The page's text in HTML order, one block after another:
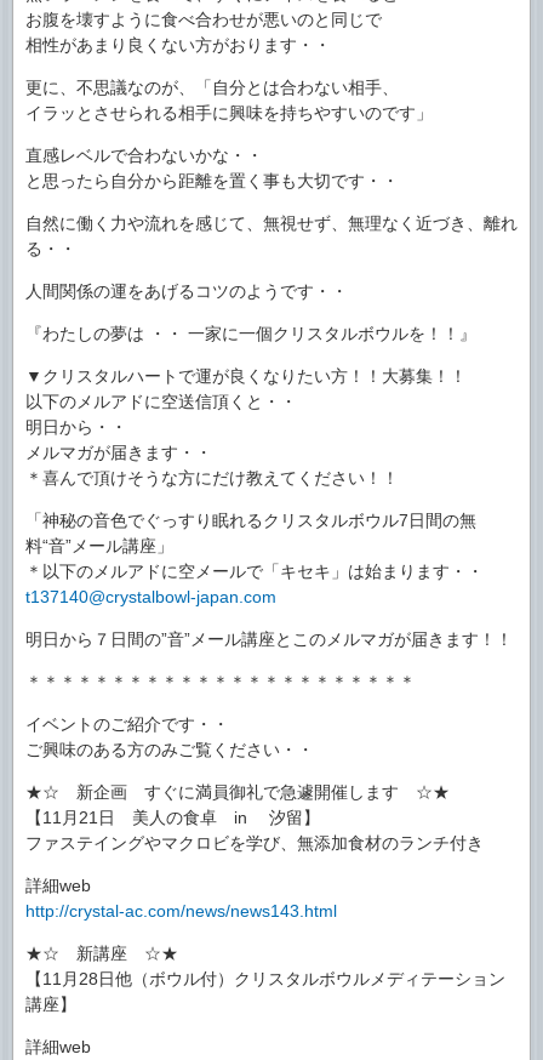
お腹を壊すように食べ合わせが悪いのと同じで
相性があまり良くない方がおります・・
更に、不思議なのが、「自分とは合わない相手、
イラッとさせられる相手に興味を持ちやすいのです」
直感レベルで合わないかな・・
と思ったら自分から距離を置く事も大切です・・
自然に働く力や流れを感じて、無視せず、無理なく近づき、離れ
る・・
人間関係の運をあげるコツのようです・・
『わたしの夢は ・・ 一家に一個クリスタルボウルを！！』
▼クリスタルハートで運が良くなりたい方！！大募集！！
以下のメルアドに空送信頂くと・・
明日から・・
メルマガが届きます・・
＊喜んで頂けそうな方にだけ教えてください！！
「神秘の音色でぐっすり眠れるクリスタルボウル7日間の無
料“音”メール講座」
＊以下のメルアドに空メールで「キセキ」は始まります・・
t137140@crystalbowl-japan.com
明日から７日間の”音”メール講座とこのメルマガが届きます！！
＊＊＊＊＊＊＊＊＊＊＊＊＊＊＊＊＊＊＊＊＊＊＊
イベントのご紹介です・・
ご興味のある方のみご覧ください・・
★☆ 新企画 すぐに満員御礼で急遽開催します ☆★
【11月21日 美人の食卓 in 汐留】
ファステイングやマクロビを学び、無添加食材のランチ付き
詳細web
http://crystal-ac.com/news/news143.html
★☆ 新講座 ☆★
【11月28日他（ボウル付）クリスタルボウルメディテーション
講座】
詳細web